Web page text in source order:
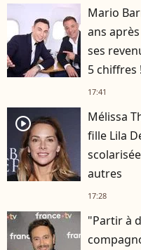
Mario
ans
ses
5 chiffres !
17:41
player2
Mélissa
fille Lila
autres
17:28
"Partir à